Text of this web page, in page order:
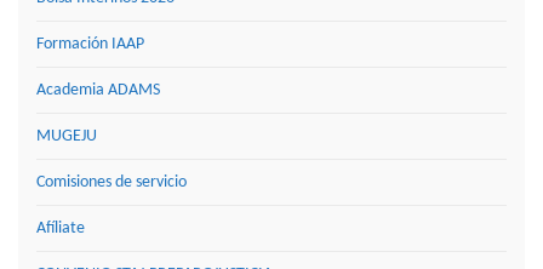
Formación IAAP
Academia ADAMS
MUGEJU
Comisiones de servicio
Afíliate